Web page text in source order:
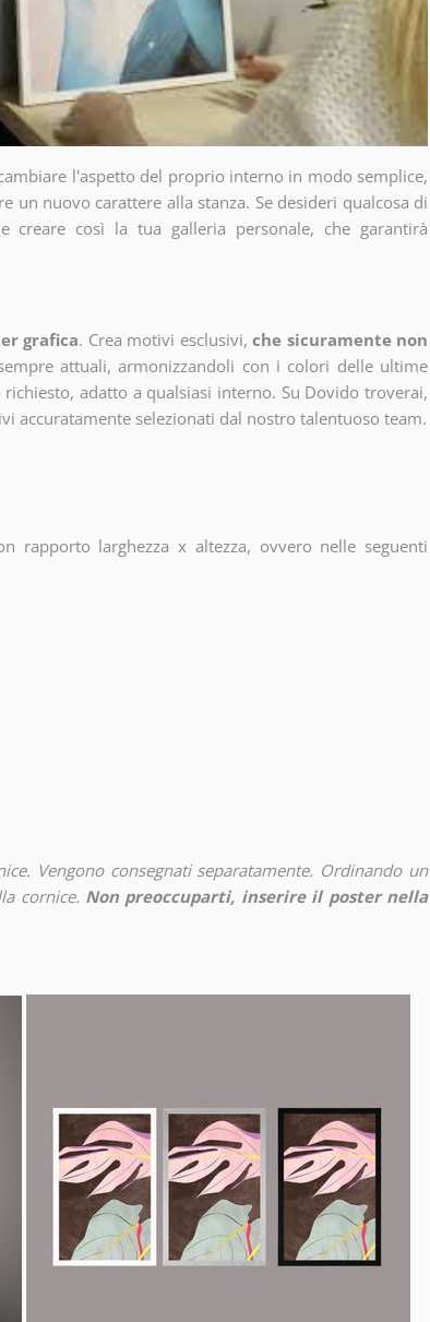
l'aspetto del proprio interno in modo semplice,
nuovo carattere alla stanza. Se desideri qualcosa di
creare così la tua galleria personale, che garantirà
grafica. Crea motivi esclusivi, che sicuramente non
attuali, armonizzandoli con i colori delle ultime
adatto a qualsiasi interno. Su Dovido troverai,
accuratamente selezionati dal nostro talentuoso team.
rapporto larghezza x altezza, ovvero nelle seguenti
Vengono consegnati separatamente. Ordinando un
cornice. Non preoccuparti, inserire il poster nella